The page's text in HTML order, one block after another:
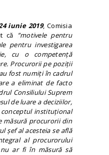
iunie 2019, Comisia
că
”motivele pentru
pentru investigarea
,cu o competență
Procurorii pe poziţii
fost numiți în cadrul
a eliminat de facto
Consiliului Suprem
de luare a deciziilor,
instituțional
măsură procurorii din
şef al acesteia se află
al procurorului
ar fi în măsură să